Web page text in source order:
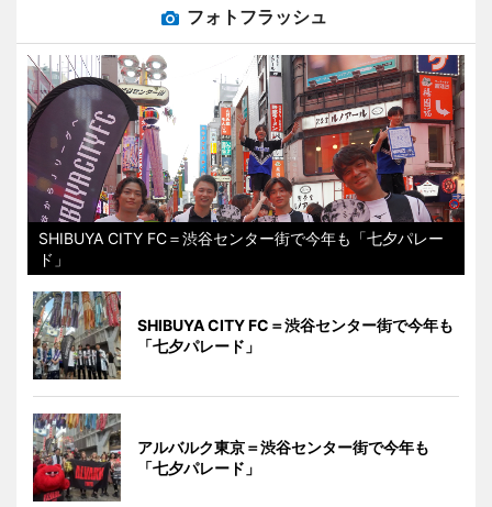
フォトフラッシュ
SHIBUYA CITY FC＝渋谷センター街で今年も「七夕パレー
ド」
SHIBUYA CITY FC＝渋谷センター街で今年も
「七夕パレード」
アルバルク東京＝渋谷センター街で今年も
「七夕パレード」